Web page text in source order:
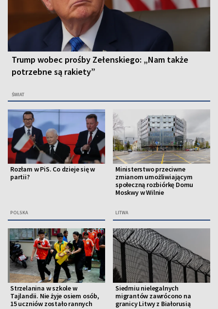
Trump wobec prośby Zełenskiego: „Nam także
potrzebne są rakiety”
ŚWIAT
Rozłam w PiS. Co dzieje się w
partii?
POLSKA
Ministerstwo przeciwne
zmianom umożliwiającym
społeczną rozbiórkę Domu
Moskwy w Wilnie
LITWA
Strzelanina w szkole w
Tajlandii. Nie żyje osiem osób,
15 uczniów zostało rannych
Siedmiu nielegalnych
migrantów zawrócono na
granicy Litwy z Białorusią